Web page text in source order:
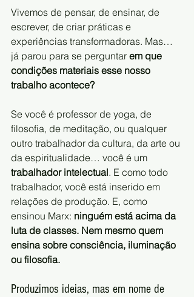
Vivemos de pensar, de ensinar, de
escrever, de criar práticas e
experiências transformadoras. Mas…
já parou para se perguntar em que
condições materiais esse nosso
trabalho acontece?
Se você é professor de yoga, de
filosofia, de meditação, ou qualquer
outro trabalhador da cultura, da arte ou
da espiritualidade… você é um
trabalhador intelectual. E como todo
trabalhador, você está inserido em
relações de produção. E, como
ensinou Marx: ninguém está acima da
luta de classes. Nem mesmo quem
ensina sobre consciência, iluminação
ou filosofia.
Produzimos ideias, mas em nome de